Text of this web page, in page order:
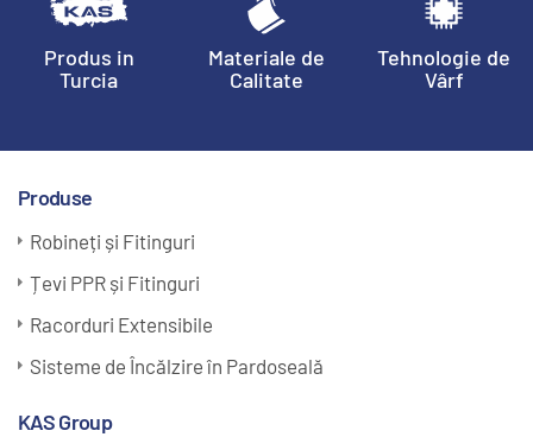
Produs in
Turcia
Materiale de
Calitate
Tehnologie de
Vârf
Produse
Robineți și Fitinguri
Țevi PPR și Fitinguri
Racorduri Extensibile
Sisteme de Încălzire în Pardoseală
KAS Group